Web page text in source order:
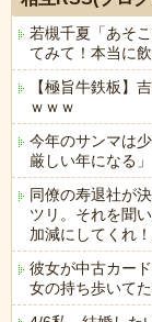
若槻千夏「あそ
てみて！本当に
【極旨牛鉄板】
ｗｗｗ
今年のサンマは
厳しい年になる」
同僚の寿退社が
ツリ。それを聞
加減にしてくれ
彼女が中古カー
女の持ち歩いて